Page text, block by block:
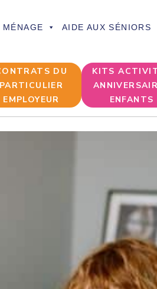
MÉNAGE AIDE AUX SÉNIORS
DU
PARTICULIER
EMPLOYEUR
KITS
ENFANTS